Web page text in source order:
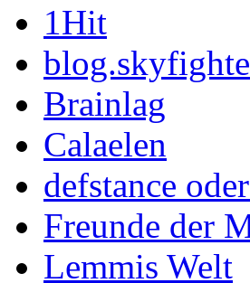
1Hit
Brainlag
Calaelen
defstance
Freunde der
Lemmis Welt